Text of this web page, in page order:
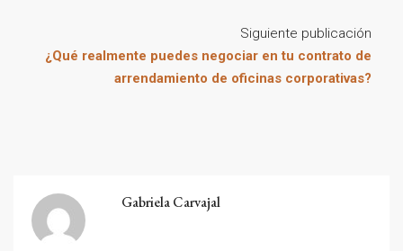
Siguiente publicación
¿Qué realmente puedes negociar en tu contrato de
arrendamiento de oficinas corporativas?
Gabriela Carvajal